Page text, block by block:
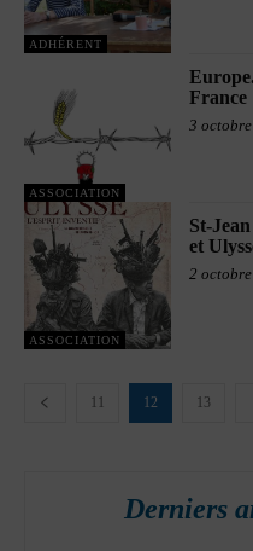
ADHÉRENT
ASSOCIATION
France
3
ASSOCIATION
St-
et
2
12 13
Derniers